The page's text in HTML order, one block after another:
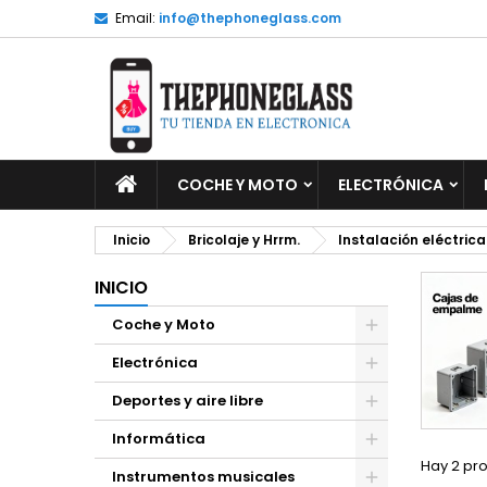
Email: info@thephoneglass.com
INICIOCOCHE Y MOTO ELECTRÓNICA
Inicio Bricolaje y Hrrm. Instalación eléctrica
INICIO
Coche y Moto
Electrónica
Deportes y aire libre
Informática
Instrumentos musicales
Hay 2